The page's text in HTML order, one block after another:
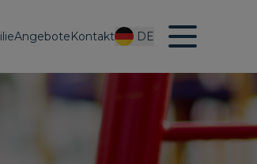
AngeboteKontakt DE